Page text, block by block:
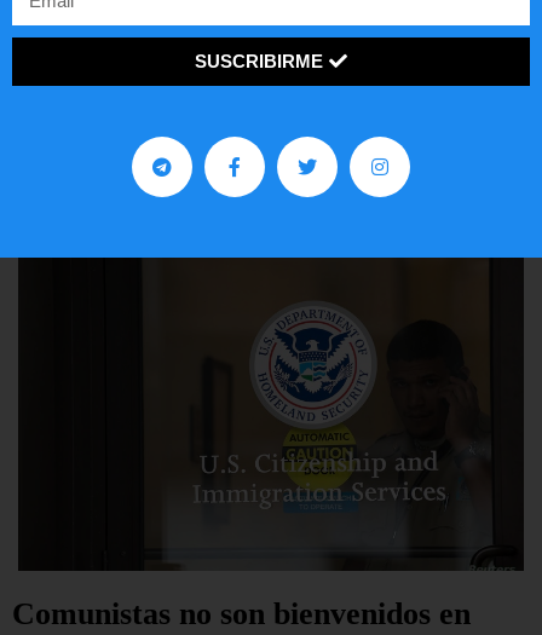
LEER ARTÍCULO...
Comunistas no son bienvenidos en
SUSCRIBIRME